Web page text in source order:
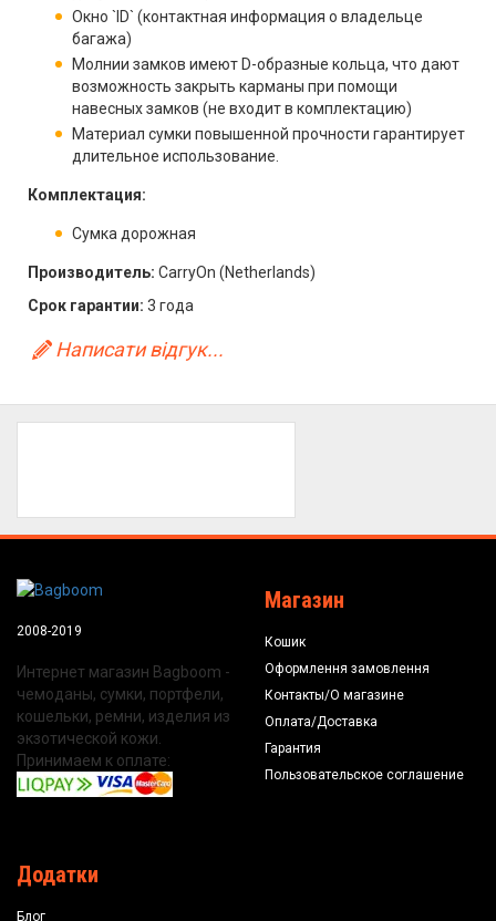
Окно `ID` (контактная информация о владельце
багажа)
Молнии замков имеют D-образные кольца, что дают
возможность закрыть карманы при помощи
навесных замков (не входит в комплектацию)
Материал сумки повышенной прочности гарантирует
длительное использование.
Комплектация:
Сумка дорожная
Производитель: CarryOn (Netherlands)
Срок гарантии: 3 года
Написати відгук...
2008-2019
Интернет магазин Bagboom -
чемоданы, сумки, портфели,
кошельки, ремни, изделия из
экзотической кожи.
Принимаем к оплате:
Магазин
Кошик
Оформлення замовлення
Контакты/О магазине
Оплата/Доставка
Гарантия
Пользовательское соглашение
Додатки
Блог